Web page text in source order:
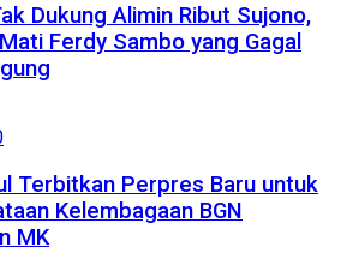
Dukung Alimin Ribut Sujono,
Ferdy Sambo yang Gagal
Terbitkan Perpres Baru untuk
Kelembagaan BGN
MK